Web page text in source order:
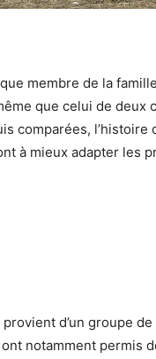
membre de la
que celui de deux
comparées, l’histoire
à mieux adapter les
d’un groupe de
notamment permis